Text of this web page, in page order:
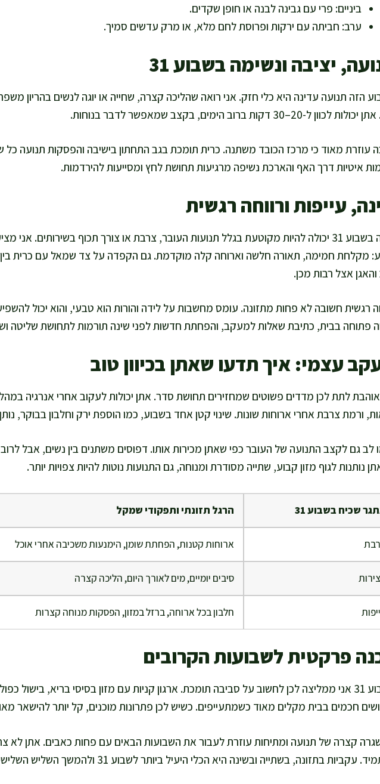
ביניים: פרי עם גבינה לבנה או חופן שקדים.
ערב: חביתה עם ירקות ופרוסת לחם מלא, או מרק עדשים סמיך.
יציבה ונשימה בשבוע 31
הזה תנועה עדינה היא כלי חזק. אני רואה שהליכה קצרה, שחייה או יוגה לנשים בהריון
לכוון ל-20–30 דקות ברוב הימים, בקצב שמאפשר לדבר בנוחות.
עוזרת מאוד כי מרכז הכובד משתנה. כרית תומכת בגב התחתון בישיבה והפסקות תנועה
איטיות דרך האף והארכת נשיפה מרגיעות תחושת לחץ ומסייעות להירדמות.
עייפות ורווחה רגשית
שינה בשבוע 31 יכולה להיות מקוטעת בגלל תנועות העובר, צרבת או צורך תכוף בשירותים.
מקלחת חמימה, תאורה חלשה וארוחה קלה מוקדמת. גם הקפדה על צד שמאל עם כרית
אצל רבות מכן.
רגשית חשובה לא פחות מתזונה. עומס מחשבות על לידה והורות הוא טבעי, והוא יכול
פתוחה בבית, כתיבת שאלות למעקב, והפחתת חדשות לפני שינה תורמות לתחושת שליטה
עצמי: איך תדעו שאתן בכיוון טוב
אוהבת לתת לכן מדדים פשוטים שמחזירים תחושת סדר. אתן יכולות לעקוב אחרי אנרגיה
ורמת צרבת אחרי ארוחות שונות. שינוי קטן אחד בשבוע, כמו הוספת ירק וחלבון בבוקר,
לב גם לקצב התנועה של העובר כפי שאתן מכירות אותו. דפוסים משתנים בין נשים, אבל לרוב
נותנות לגוף מזון קבוע, שתייה מסודרת ומנוחה, גם התנועות נוטות להיות צפויות יותר.
שכיח בשבוע 31 הרגל תזונתי ותפקודי שמקל
ארוחות קטנות, הפחתת שומן, הימנעות משכיבה אחרי אוכל
סיבים יומיים, מים לאורך היום, הליכה קצרה
חלבון בכל ארוחה, ברזל במזון, הפסקות מנוחה קצרות
פרקטית לשבועות הקרובים
בשבוע 31 אני ממליצה לכן לחשוב על סביבה תומכת. ארגון קניות עם מזון בסיסי בריא, בישול
חכמים בבית מקלים מאוד כשמתעייפים. כשיש לכן פתרונות מוכנים, קל יותר להישאר
קצרה של תנועה ומתיחות עוזרת לעבור את השבועות הבאים עם פחות כאבים. אתן לא
עקביות בתזונה, בשתייה ובשינה היא הכלי היעיל ביותר לשבוע 31 ולהמשך השליש השלישי.